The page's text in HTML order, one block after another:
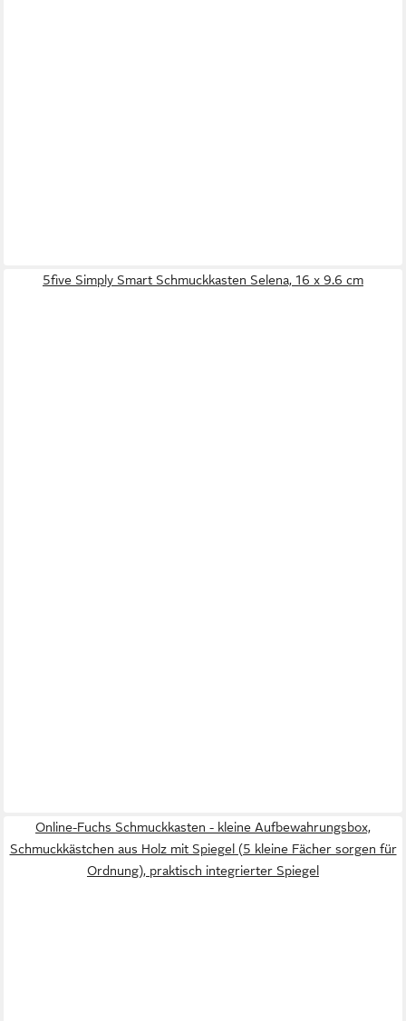
5five Simply Smart Schmuckkasten Selena, 16 x 9.6 cm
Online-Fuchs Schmuckkasten - kleine Aufbewahrungsbox,
Schmuckkästchen aus Holz mit Spiegel (5 kleine Fächer sorgen für
Ordnung), praktisch integrierter Spiegel